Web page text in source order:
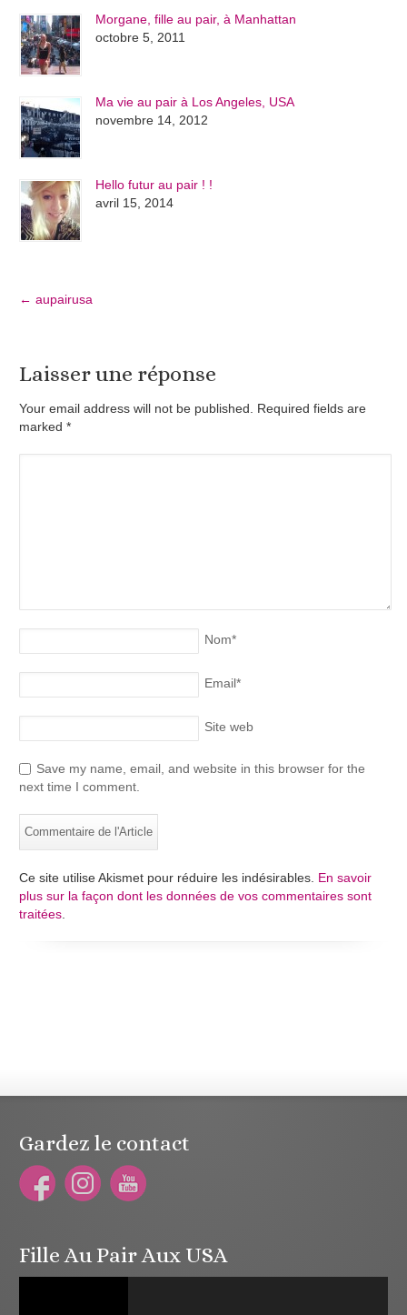
Morgane, fille au pair, à Manhattan
octobre 5, 2011
Ma vie au pair à Los Angeles, USA
novembre 14, 2012
Hello futur au pair ! !
avril 15, 2014
← aupairusa
Laisser une réponse
Your email address will not be published. Required fields are
marked*
Nom*
Email*
Site web
Save my name, email, and website in this browser for the
next time I comment.
Ce site utilise Akismet pour réduire les indésirables. En savoir
plus sur la façon dont les données de vos commentaires sont
traitées
Gardez le contact
Fille Au Pair Aux USA